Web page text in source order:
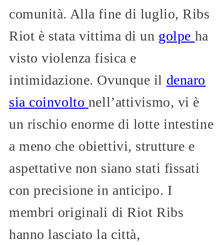
comunità. Alla fine di luglio, Ribs
Riot è stata vittima di un golpe ha
visto violenza fisica e
intimidazione. Ovunque il denaro
sia coinvolto nell’attivismo, vi è
un rischio enorme di lotte intestine
a meno che obiettivi, strutture e
aspettative non siano stati fissati
con precisione in anticipo. I
membri originali di Riot Ribs
hanno lasciato la città,